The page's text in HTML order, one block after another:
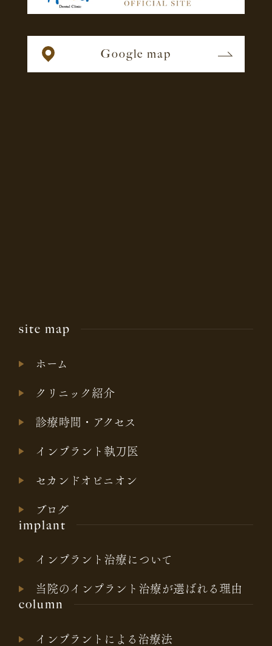
Google map
site map
ホーム
クリニック紹介
診療時間・アクセス
インプラント執刀医
セカンドオピニオン
ブログ
implant
インプラント治療について
当院のインプラント治療が選ばれる理由
column
インプラントによる治療法